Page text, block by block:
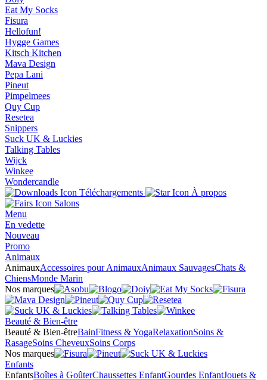
Eat My Socks
Fisura
Hellofun!
Hygge Games
Kitsch Kitchen
Mava Design
Pepa Lani
Pineut
Pimpelmees
Quy Cup
Resetea
Snippers
Suck UK & Luckies
Talking Tables
Wijck
Winkee
Wondercandle
Téléchargements
À propos
Salons
Menu
En vedette
Nouveau
Promo
Animaux
AnimauxAccessoires pour AnimauxAnimaux SauvagesChats &
ChiensMonde Marin
Nos marques
Beauté & Bien-être
Beauté & Bien-êtreBainFitness & YogaRelaxationSoins &
RasageSoins CheveuxSoins Corps
Nos marques
Enfants
EnfantsBoîtes à GoûterChaussettes EnfantGourdes EnfantJouets &